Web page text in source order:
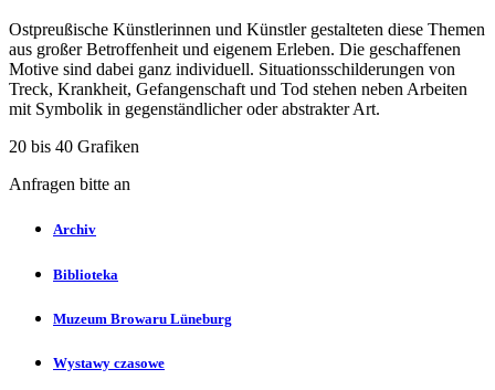
Ostpreußische Künstlerinnen und Künstler gestalteten diese Themen
aus großer Betroffenheit und eigenem Erleben. Die geschaffenen
Motive sind dabei ganz individuell. Situationsschilderungen von
Treck, Krankheit, Gefangenschaft und Tod stehen neben Arbeiten
mit Symbolik in gegenständlicher oder abstrakter Art.
20 bis 40 Grafiken
Anfragen bitte an
Archiv
Biblioteka
Muzeum Browaru Lüneburg
Wystawy czasowe